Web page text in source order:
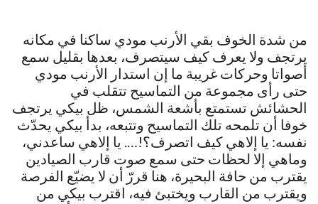
من شدة الخوف بقي الأرنب مودي ساكنا في مكانه
يرتجف ولا يعرف كيف سيتصرف، بعدها بقليل سمع
أصواتا وحركات غريبة ما إن استدار الأرنب مودي
حتى رأى مجموعة من التماسيح تتقلب في
الحشائش تستمتع بأشعة الشمس، ظل بيكي يرتجف
خوفا أن تلمحه تلك التماسيح وتتبعه، بدأ بيكي يحدّث
نفسه: يا إلاهي كيف اتصرف؟!…. يا إلاهي ساعدني،
وماهي إلا لحظات حتى سمع صوت قارب الصيادين
يقترب من حافة البحيرة، هنا قررّ أن لا يضيّع الفرصة
ويقترب من القارب ويختبئ فيه، اقترب بيكي من